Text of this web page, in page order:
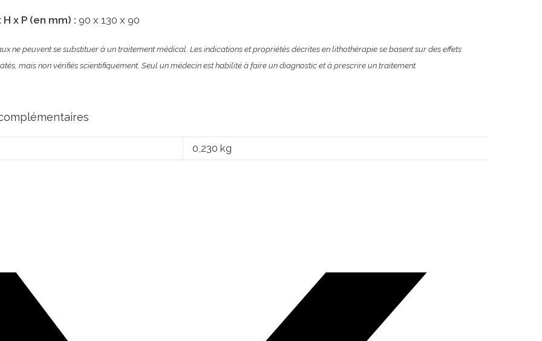
x P (en mm) : 90 x 130 x 90
ne peuvent se substituer à un traitement médical. Les indications et propriétés décrites en lithothérapie se basent sur des effets
mais non vérifiés scientifiquement. Seul un médecin est habilité à faire un diagnostic et à prescrire un traitement.
0,230 kg